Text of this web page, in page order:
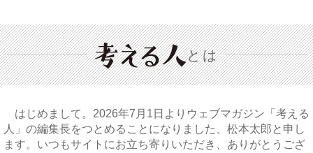
とは
はじめまして。2026年7月1日よりウェブマガジン「考える
人」の編集長をつとめることになりました、松本太郎と申し
ます。いつもサイトにお立ち寄りいただき、ありがとうござ